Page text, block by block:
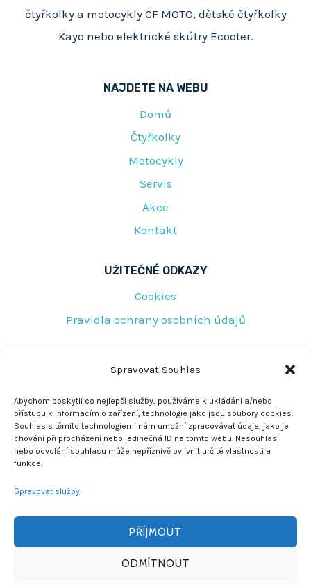
Spravovat Souhlas
Abychom poskytli co nejlepší služby, používáme k ukládání a/nebo
přístupu k informacím o zařízení, technologie jako jsou soubory cookies.
Souhlas s těmito technologiemi nám umožní zpracovávat údaje, jako je
chování při procházení nebo jedinečná ID na tomto webu. Nesouhlas
nebo odvolání souhlasu může nepříznivě ovlivnit určité vlastnosti a
funkce.
Spravovat služby
PŘÍJMOUT
ODMÍTNOUT
čtyřkolky a motocykly CF MOTO, dětské čtyřkolky
Kayo nebo elektrické skútry Ecooter.
NAJDETE NA WEBU
Domů
Čtyřkolky
Motocykly
Servis
Akce
Kontakt
UŽITEČNÉ ODKAZY
Cookies
Pravidla ochrany osobních údajů
Tovární 219
Jeseník 790 01
rescujirka@seznam.cz
+420 608 772 278